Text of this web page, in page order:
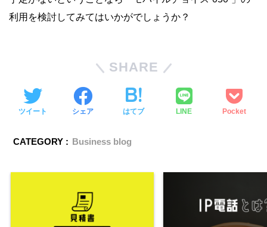
利用を検討してみてはいかがでしょうか？
SHARE
ツイート シェア はてブ LINE Pocket
CATEGORY : Business blog